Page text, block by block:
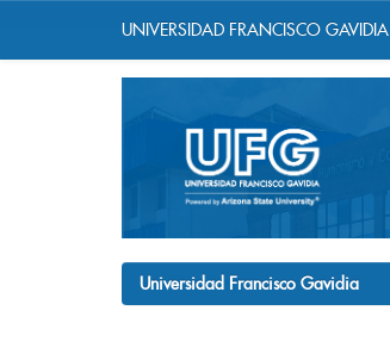
UNIVERSIDAD FRANCISCO GAVIDIA
Universidad Francisco Gavidia